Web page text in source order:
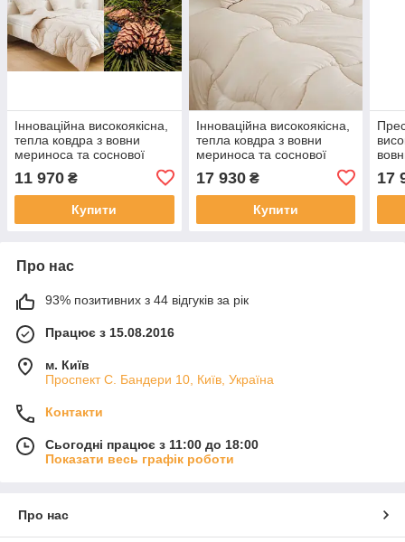
Інноваційна високоякісна,
тепла ковдра з вовни
мериноса та соснової
стружки Pinia Medium- 140
х 200 (Словіння)
11 970 ₴
Купити
Інноваційна високоякісна,
тепла ковдра з вовни
мериноса та соснової
стружки Pinia Medium- 220
х 200 (Словіння)
17 930₴
Купити
17
Про нас
93% позитивних з 44 відгуків за рік
Працює з 15.08.2016
м. Київ
Проспект С. Бандери 10, Київ, Україна
Контакти
Сьогодні працює з 11:00 до 18:00
Показати весь графік роботи
Про нас